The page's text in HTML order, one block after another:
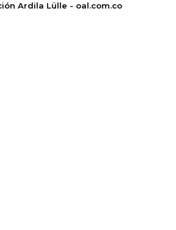
Ardila Lülle - oal.com.co